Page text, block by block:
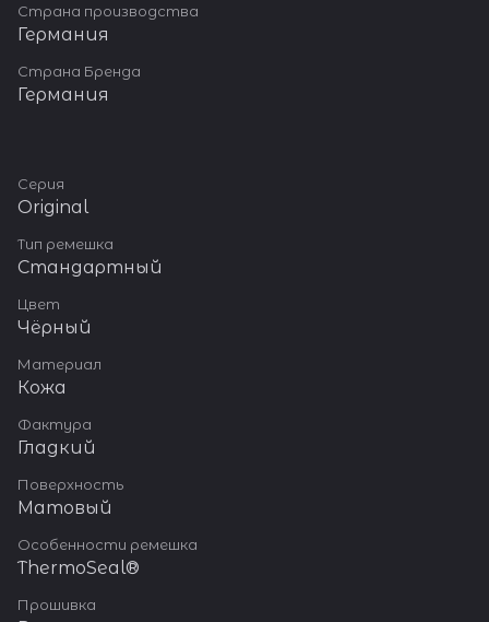
Страна производства
Германия
Страна Бренда
Германия
Серия
Original
Тип ремешка
Стандартный
Цвет
Чёрный
Материал
Кожа
Фактура
Гладкий
Поверхность
Матовый
Особенности ремешка
ThermoSeal®
Прошивка